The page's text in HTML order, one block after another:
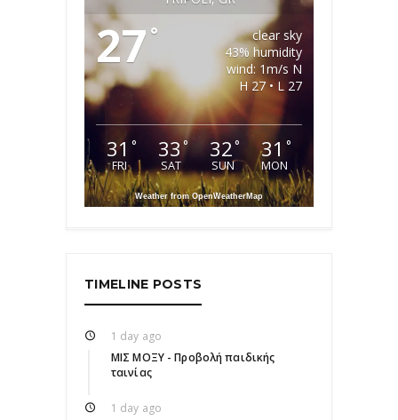
27 °
clear sky
43% humidity
wind: 1m/s N
H 27 • L 27
31 °
FRI
33°
SAT
32°
SUN
31 °
MON
Weather from OpenWeatherMap
TIMELINE POSTS
1 day ago
ΜΙΣ ΜΟΞΥ - Προβολή παιδικής
ταινίας
1 day ago